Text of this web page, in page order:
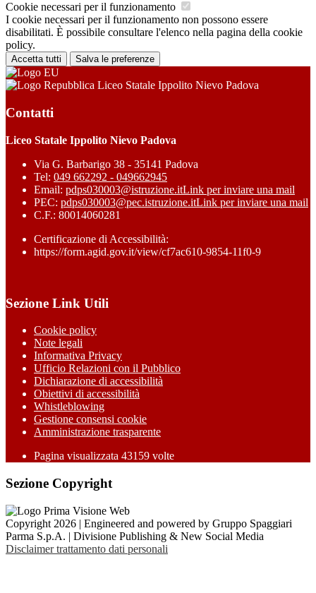
Cookie necessari per il funzionamento
I cookie necessari per il funzionamento non possono essere
disabilitati. È possibile consultare l'elenco nella pagina della cookie
policy.
Accetta tutti Salva le preferenze
Liceo Statale Ippolito Nievo Padova
Contatti
Liceo Statale Ippolito Nievo Padova
Via G. Barbarigo 38 - 35141 Padova
Tel: 049 662292 - 049662945
Email: pdps030003@istruzione.itLink per inviare una mail
PEC: pdps030003@pec.istruzione.itLink per inviare una mail
C.F.: 80014060281
Certificazione di Accessibilità:
https://form.agid.gov.it/view/cf7ac610-9854-11f0-9
Sezione Link Utili
Cookie policy
Note legali
Informativa Privacy
Ufficio Relazioni con il Pubblico
Dichiarazione di accessibilità
Obiettivi di accessibilità
Whistleblowing
Gestione consensi cookie
Amministrazione trasparente
Pagina visualizzata 43159 volte
Sezione Copyright
Copyright 2026 | Engineered and powered by Gruppo Spaggiari
Parma S.p.A. | Divisione Publishing & New Social Media
Disclaimer trattamento dati personali